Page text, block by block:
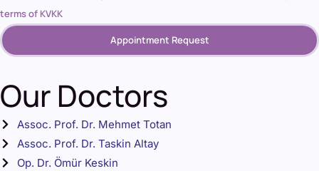
terms of KVKK
Appointment Request
Our Doctors
Assoc. Prof. Dr. Mehmet Totan
Assoc. Prof. Dr. Taskin Altay
Op. Dr. Ömür Keskin